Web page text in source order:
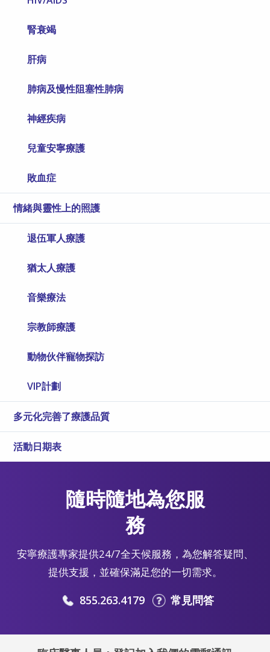
腎衰竭
肝病
肺病及慢性阻塞性肺病
神經疾病
兒童安寧療護
敗血症
情緒與靈性上的照護
退伍軍人療護
猶太人療護
音樂療法
宗教師療護
動物伙伴寵物探訪
VIP計劃
多元化完善了療護品質
活動日期表
隨時隨地為您服
務
安寧療護專家提供24/7全天候服務，為您解答疑問、
提供支援，並確保滿足您的一切需求。
855.263.4179 常見問答